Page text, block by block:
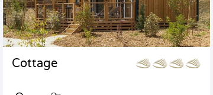
Cottage